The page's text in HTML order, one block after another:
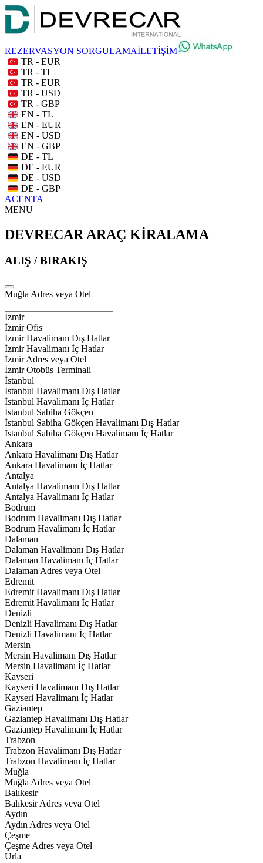
REZERVASYON SORGULAMAİLETİŞİM
TR - EUR
TR - TL
TR - EUR
TR - USD
TR - GBP
EN - TL
EN - EUR
EN - USD
EN - GBP
DE - TL
DE - EUR
DE - USD
DE - GBP
ACENTA
MENU
DEVRECAR ARAÇ KİRALAMA
ALIŞ / BIRAKIŞ
Muğla Adres veya Otel
İzmir
İzmir Ofis
İzmir Havalimanı Dış Hatlar
İzmir Havalimanı İç Hatlar
İzmir Adres veya Otel
İzmir Otobüs Terminali
İstanbul
İstanbul Havalimanı Dış Hatlar
İstanbul Havalimanı İç Hatlar
İstanbul Sabiha Gökçen
İstanbul Sabiha Gökçen Havalimanı Dış Hatlar
İstanbul Sabiha Gökçen Havalimanı İç Hatlar
Ankara
Ankara Havalimanı Dış Hatlar
Ankara Havalimanı İç Hatlar
Antalya
Antalya Havalimanı Dış Hatlar
Antalya Havalimanı İç Hatlar
Bodrum
Bodrum Havalimanı Dış Hatlar
Bodrum Havalimanı İç Hatlar
Dalaman
Dalaman Havalimanı Dış Hatlar
Dalaman Havalimanı İç Hatlar
Dalaman Adres veya Otel
Edremit
Edremit Havalimanı Dış Hatlar
Edremit Havalimanı İç Hatlar
Denizli
Denizli Havalimanı Dış Hatlar
Denizli Havalimanı İç Hatlar
Mersin
Mersin Havalimanı Dış Hatlar
Mersin Havalimanı İç Hatlar
Kayseri
Kayseri Havalimanı Dış Hatlar
Kayseri Havalimanı İç Hatlar
Gaziantep
Gaziantep Havalimanı Dış Hatlar
Gaziantep Havalimanı İç Hatlar
Trabzon
Trabzon Havalimanı Dış Hatlar
Trabzon Havalimanı İç Hatlar
Muğla
Muğla Adres veya Otel
Balıkesir
Balıkesir Adres veya Otel
Aydın
Aydın Adres veya Otel
Çeşme
Çeşme Adres veya Otel
Urla